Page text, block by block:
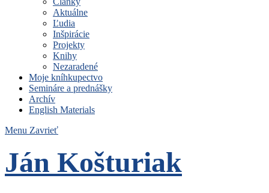
Aktuálne
Ľudia
Inšpirácie
Projekty
Knihy
Nezaradené
Moje kníhkupectvo
Semináre a prednášky
Archív
English Materials
Menu Zavrieť
Ján Košturiak